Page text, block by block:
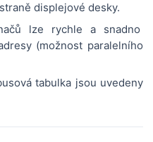
displejové desky.
lze rychle a snadno
(možnost paralelního
tabulka jsou uvedeny